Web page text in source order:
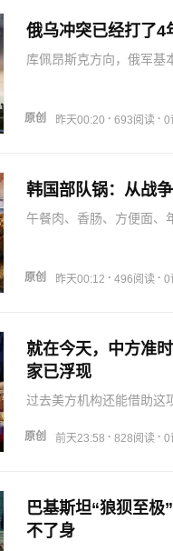
俄乌冲突已经打了4
库佩昂斯克方向，俄军基
倍反击，而俄方的…
原创 昨天00:20 · 693阅读 · 0
韩国部队锅：从战
午餐肉、香肠、方便面、
就像一部可吃的韩…
原创 昨天00:12 · 496阅读 · 0
就在今天，中方准
家已浮现
过去美方机构还能借助这
也让美方在国际标准互认
原创 前天23:58 · 828阅读 · 0
巴基斯坦“狼狈至极
不了身